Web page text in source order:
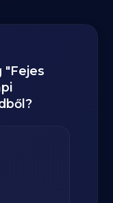
"Fejes